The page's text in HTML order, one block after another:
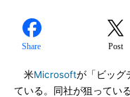
Share Post
米Microsoftが「ビッグ
ている。同社が狙ってい